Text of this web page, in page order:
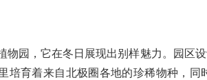
物园，它在冬日展现出别样魅力。园区
培育着来自北极圈各地的珍稀物种，